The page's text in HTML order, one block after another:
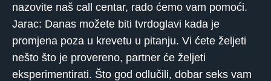
nazovite naš call centar, rado ćemo vam pomoći.
Jarac: Danas možete biti tvrdoglavi kada je
promjena poza u krevetu u pitanju. Vi ćete željeti
nešto što je provereno, partner će željeti
eksperimentirati. Što god odlučili, dobar seks vam